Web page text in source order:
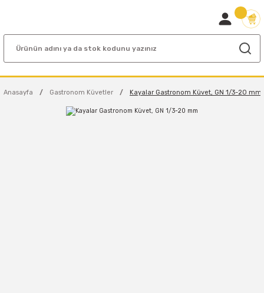
Anasayfa Gastronom Küvetler Kayalar Gastronom Küvet, GN 1/3-20 mm